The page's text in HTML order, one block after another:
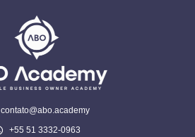
contato@abo.academy
+55 51 3332-0963